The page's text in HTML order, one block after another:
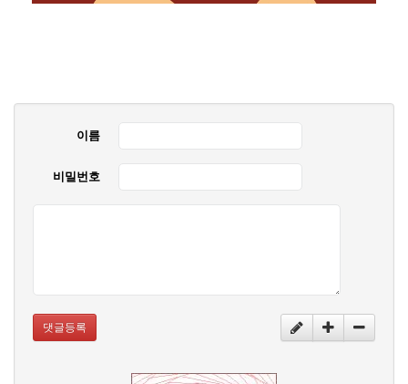
이름
비밀번호
댓글등록